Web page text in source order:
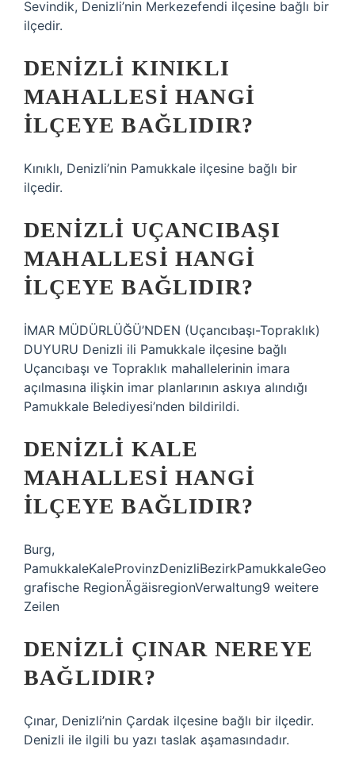
Sevindik, Denizli’nin Merkezefendi ilçesine bağlı bir
ilçedir.
DENIZLI KINIKLI
MAHALLESI HANGI
ILÇEYE BAĞLIDIR?
Kınıklı, Denizli’nin Pamukkale ilçesine bağlı bir
ilçedir.
DENIZLI UÇANCIBAŞI
MAHALLESI HANGI
ILÇEYE BAĞLIDIR?
İMAR MÜDÜRLÜĞÜ’NDEN (Uçancıbaşı-Topraklık)
DUYURU Denizli ili Pamukkale ilçesine bağlı
Uçancıbaşı ve Topraklık mahallelerinin imara
açılmasına ilişkin imar planlarının askıya alındığı
Pamukkale Belediyesi’nden bildirildi.
DENIZLI KALE
MAHALLESI HANGI
ILÇEYE BAĞLIDIR?
Burg,
PamukkaleKaleProvinzDenizliBezirkPamukkaleGeo
grafische RegionÄgäisregionVerwaltung9 weitere
Zeilen
DENIZLI ÇINAR NEREYE
BAĞLIDIR?
Çınar, Denizli’nin Çardak ilçesine bağlı bir ilçedir.
Denizli ile ilgili bu yazı taslak aşamasındadır.